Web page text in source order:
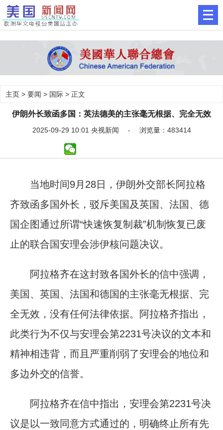
主页 > 要闻 > 国际 > 正文
伊朗外长致函多国：英法德美的主张毫无根据、完全无效
2025-09-29 10:01 央视新闻 - 浏览量：483414
当地时间9月28日，伊朗外交部长阿拉格
齐致函多国外长，驳斥美国及英国、法国、德
国企图通过所谓“快速恢复制裁”机制恢复已废
止的联合国安理会涉伊核问题决议。
阿拉格齐在这封致各国外长的信中强调，
美国、英国、法国和德国的主张毫无根据、完
全无效，没有任何法律依据。阿拉格齐指出，
此类行为不仅与安理会第2231号决议的文本和
精神相违背，而且严重削弱了安理会的地位和
多边外交的信誉。
阿拉格齐在信中指出，安理会第2231号决
议是以一致同意方式通过的，明确终止所有先